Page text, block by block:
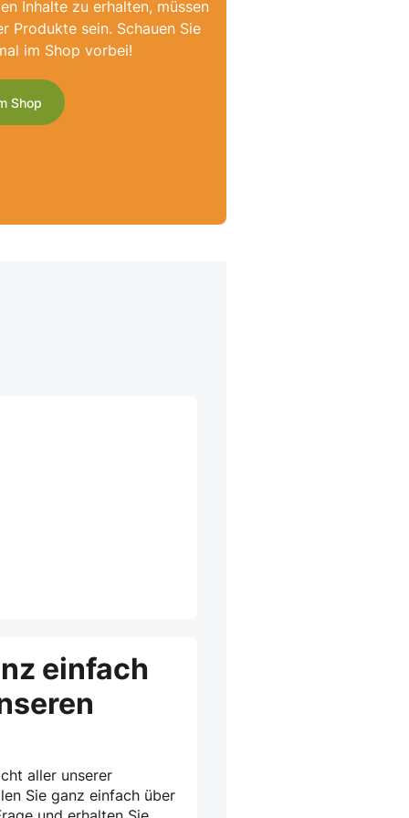
Inhalte zu erhalten, müssen
Produkte sein. Schauen Sie
im Shop vorbei!
Shop
einfach
aller unserer
Sie ganz einfach über